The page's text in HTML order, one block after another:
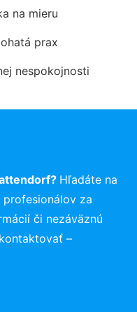
na mieru
prax
nespokojnosti
Hľadáte na
za
či nezáväznú
–